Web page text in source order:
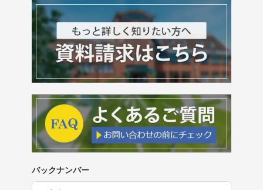
バックナンバー